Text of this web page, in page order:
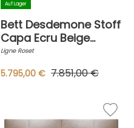
Auf Lager
Bett Desdemone Stoff
Capa Ecru Beige
Gestell Stahl Anthrazit
Lattenrost
Ligne Roset
5.795,00 € 7.851,00 €